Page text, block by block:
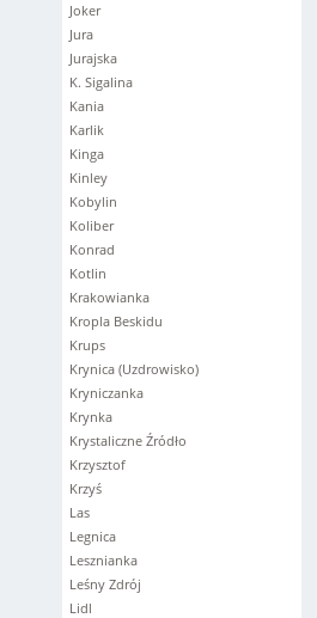
Joker
Jura
Jurajska
K. Sigalina
Kania
Karlik
Kinga
Kinley
Kobylin
Koliber
Konrad
Kotlin
Krakowianka
Kropla Beskidu
Krups
Krynica (Uzdrowisko)
Kryniczanka
Krynka
Krystaliczne Źródło
Krzysztof
Krzyś
Las
Legnica
Lesznianka
Leśny Zdrój
Lidl